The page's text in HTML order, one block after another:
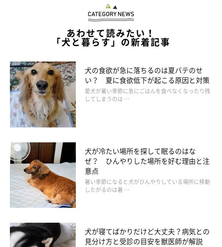
あわせて読みたい！
「犬と暮らす」の新着記事
犬の食欲が急に落ちるのは夏バテのせ
い？ 夏に食欲低下が起こる原因と対策
愛犬が暑い季節に急にごはんを食べなくなったり残
してしまうのは …
犬が冷たい場所を探して眠るのはな
ぜ？ ひんやりした場所を好む理由と注
意点
暑い季節になると犬がひんやりしている場所に移動
したがるのは暑 …
犬が寝てばかりだけど大丈夫？病気との
見分け方と受診の目安を獣医師が解説